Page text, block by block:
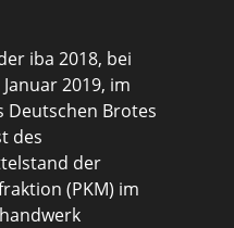
iba 2018, bei
2019, im
Deutschen Brotes
des
der
(PKM) im